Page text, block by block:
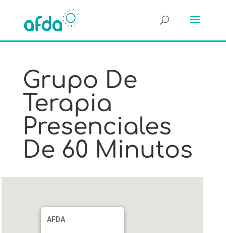
Grupo De
Terapia
Presenciales
De 60 Minutos
AFDA